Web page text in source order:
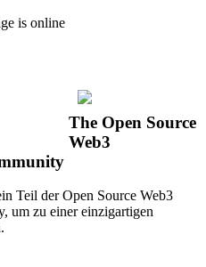
is online
The Open Source
Web3
Teil der Open Source Web3
um zu einer einzigartigen